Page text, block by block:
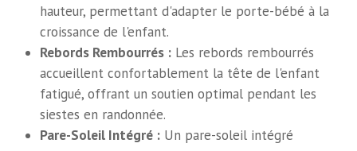
hauteur, permettant d'adapter le porte-bébé à la
croissance de l'enfant.
Rebords Rembourrés : Les rebords rembourrés
accueillent confortablement la tête de l'enfant
fatigué, offrant un soutien optimal pendant les
siestes en randonnée.
Pare-Soleil Intégré : Un pare-soleil intégré